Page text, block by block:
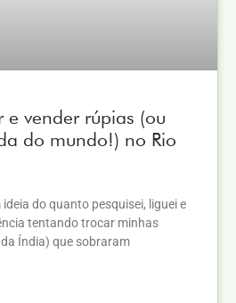
vender rúpias (ou
do mundo!) no Rio
do quanto pesquisei, liguei e
tentando trocar minhas
Índia) que sobraram